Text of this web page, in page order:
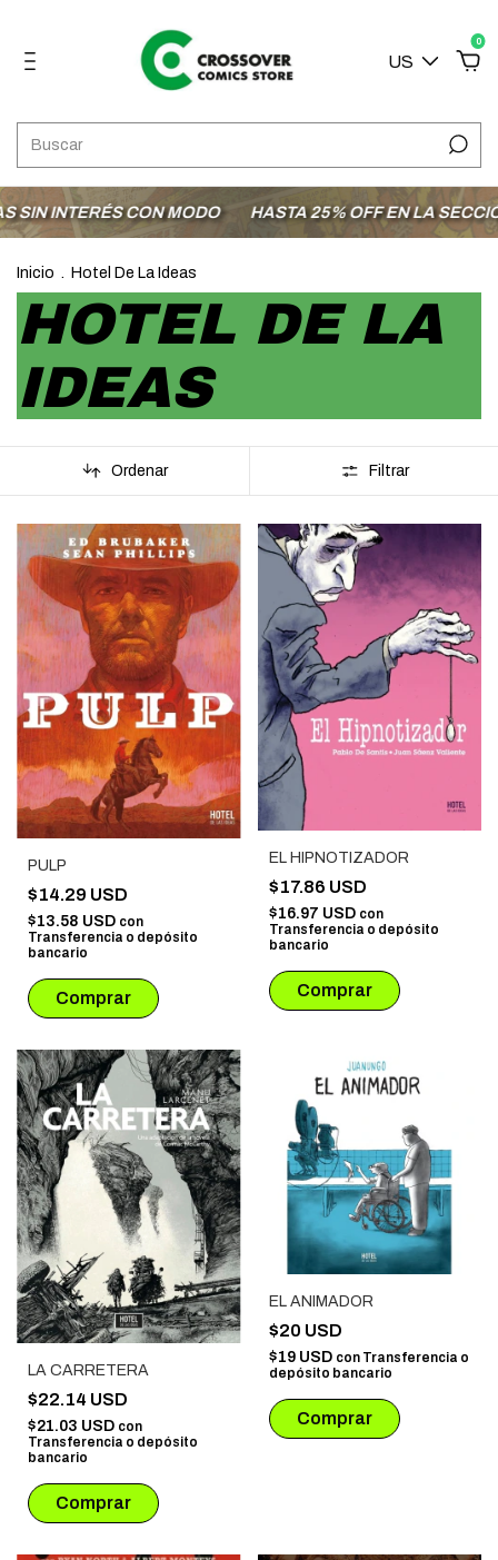
US
0
CON MODO HASTA 25% OFF EN LA SECCIÓN OFERTAS
Inicio . Hotel De La Ideas
HOTEL DE LA
IDEAS
Ordenar Filtrar
PULP
$14.29 USD
$13.58 USD con
Transferencia o depósito
bancario
EL HIPNOTIZADOR
$17.86 USD
$16.97 USD con
Transferencia o depósito
bancario
LA CARRETERA
$22.14 USD
$21.03 USD con
Transferencia o depósito
bancario
EL ANIMADOR
$20 USD
$19 USD con Transferencia o
depósito bancario